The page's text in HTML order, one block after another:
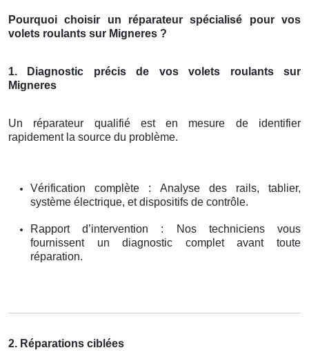
Pourquoi choisir un réparateur spécialisé pour vos
volets roulants sur Migneres ?
1. Diagnostic précis de vos volets roulants sur
Migneres
Un réparateur qualifié est en mesure de identifier
rapidement la source du problème.
Vérification complète : Analyse des rails, tablier,
système électrique, et dispositifs de contrôle.
Rapport d’intervention : Nos techniciens vous
fournissent un diagnostic complet avant toute
réparation.
2. Réparations ciblées